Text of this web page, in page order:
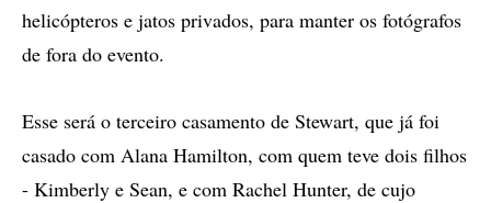
helicópteros e jatos privados, para manter os fotógrafos
de fora do evento.
Esse será o terceiro casamento de Stewart, que já foi
casado com Alana Hamilton, com quem teve dois filhos
- Kimberly e Sean, e com Rachel Hunter, de cujo